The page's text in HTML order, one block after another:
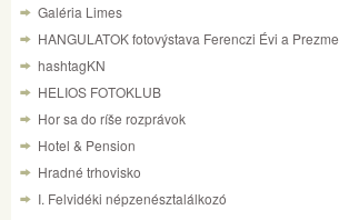
Galéria Limes
HANGULATOK fotovýstava Ferenczi Évi a
hashtagKN
HELIOS FOTOKLUB
Hor sa do ríše rozprávok
Hotel & Pension
Hradné trhovisko
I. Felvidéki népzenésztalálkozó